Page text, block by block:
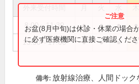
8:00～11:30 ● ● ● ●
13:30～17:00 ● ● ● ●
お盆(8月中旬)は休診・休業の場合
に必ず医療機関に直接ご確認くださ
備考: 放射線治療、人間ドッ